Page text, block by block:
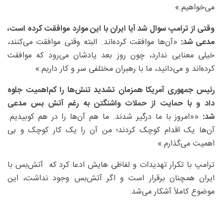
می‌خواهیم.»
وقتی از ترامپ سوال شد آیا ایران با این موارد موافقت کرده است،
مدعی شد: «آن‌ها موافقت کرده‌اند. البته وقتی موافقت می‌کنند،
خیلی معنایی ندارد، چون روز بعد یادشان می‌رود که موافقت
کرده‌اند و می‌دانید، ما با رهبران مختلفی سر و کار داریم.»
رئیس جمهوری آمریکا همزمان تشدید تنش‌ها را کم‌اهمیت جلوه
داد و با حمایت از حملات واشنگتن به رغم آتش بس مدعی
شد: ««امروز با ما درگیر شدند. ما هم آن‌ها را در هم کوبیدیم.
آن‌ها یک اقدام کوچک کردند؛ من آن را یک کار کوچک و بی
اهمیت می‌گذارم.»
ترامپ با تکرار تهدیدات و لفاظی هایش ادعا کرد که آتش‌بس با
ایران همچنان برقرار است و اگر آتش‌بس وجود نداشت، این
موضوع کاملاً آشکار می‌شد.